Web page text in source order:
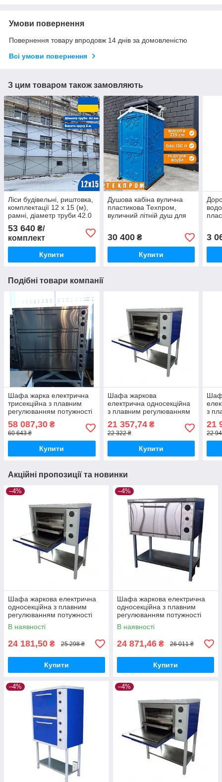
Умови повернення
Повернення товару впродовж 14 днів за домовленістю
Всі умови повернення
З цим товаром також замовляють
Ліси будівельні, риштовка,
комплектації 12 х 15 (м),
рамні, діаметр труби 42.0
(мм)
53 640 ₴/
комплект
Купити
Душова кабіна вулична
пластикова Техпром,
вуличний літній душ для
30 400₴
Купити
3
Подібні товари компанії
Шафа жарка електрична
трисекційна з плавним
регулюванням потужності
58 087,30 ₴
60 643 ₴
Купити
Шафа жаркова
електрична односекційна
з плавним регулюванням
стандарт
21 357,74₴
22 322 ₴
Купити
з
21
22
Акційні пропозиції та новинки
–4%
Шафа жаркова електрична
односекційна з плавним
регулюванням потужності
ШЖЕ-1-GN2/1 стандарт
В наявності
24 181,50 ₴ 25 298 ₴
Купити
–4%
Шафа жаркова електрична
односекційна з плавним
регулюванням потужності
ШЖЕ-1-GN2/1 майстер
В наявності
24 871,46 ₴ 26 011 ₴
Купити
–4% –4%